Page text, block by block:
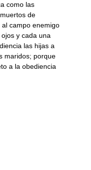
como las
de
campo enemigo
y cada una
las hijas a
maridos; porque
a la obediencia